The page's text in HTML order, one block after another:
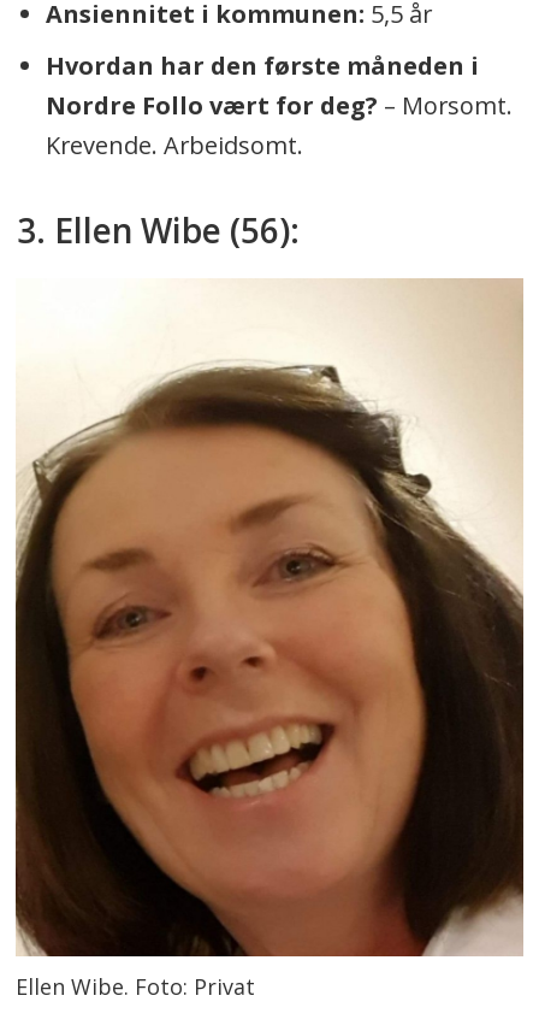
Ansiennitet i kommunen: 5,5 år
Hvordan har den første måneden i
Nordre Follo vært for deg? – Morsomt.
Krevende. Arbeidsomt.
3. Ellen Wibe (56):
Ellen Wibe. Foto: Privat